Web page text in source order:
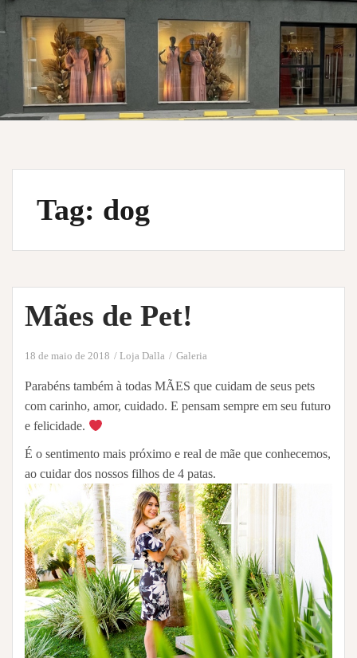
Tag: dog
Mães de Pet!
18 de maio de 2018 Loja Dalla Galeria
Parabéns também à todas MÃES que cuidam de seus pets
com carinho, amor, cuidado. E pensam sempre em seu futuro
e felicidade.
É o sentimento mais próximo e real de mãe que conhecemos,
ao cuidar dos nossos filhos de 4 patas.